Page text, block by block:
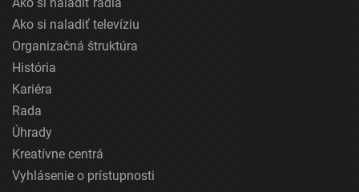
Ako si naladiť televíziu
Organizačná štruktúra
História
Kariéra
Rada
Úhrady
Kreatívne centrá
Vyhlásenie o prístupnosti